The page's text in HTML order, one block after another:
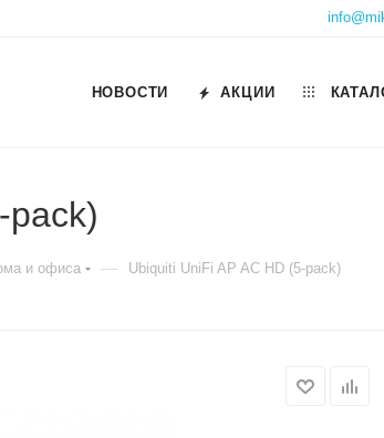
НОВОСТИ АКЦИИ
pack)
и офиса — Ubiquiti UniFi AP AC HD (5-pack)